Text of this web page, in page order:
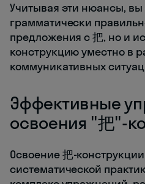
Учитывая эти нюансы, вы
грамматически
предложения с 把, но и
конструкцию уместно в
коммуникативных
Эффективные
освоения "把"-
Освоение 把-
систематической